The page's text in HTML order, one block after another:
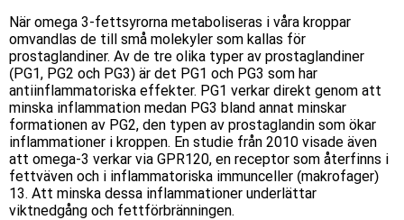
När omega 3-fettsyrorna metaboliseras i våra kroppar
omvandlas de till små molekyler som kallas för
prostaglandiner. Av de tre olika typer av prostaglandiner
(PG1, PG2 och PG3) är det PG1 och PG3 som har
antiinflammatoriska effekter. PG1 verkar direkt genom att
minska inflammation medan PG3 bland annat minskar
formationen av PG2, den typen av prostaglandin som ökar
inflammationer i kroppen. En studie från 2010 visade även
att omega-3 verkar via GPR120, en receptor som återfinns i
fettväven och i inflammatoriska immunceller (makrofager)
13. Att minska dessa inflammationer underlättar
viktnedgång och fettförbränningen.